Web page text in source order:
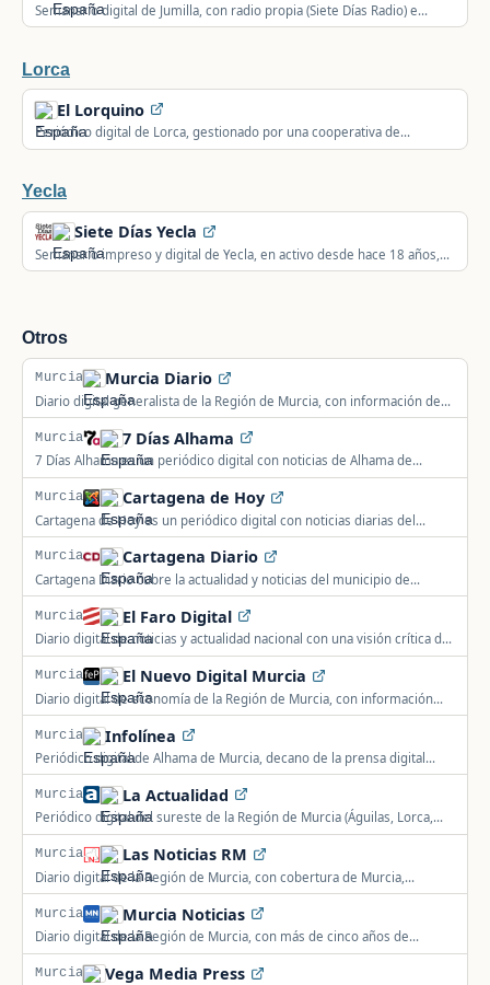
Semanario digital de Jumilla, con radio propia (Siete Días Radio) e
información local y deportiva.
Lorca
El Lorquino
Periódico digital de Lorca, gestionado por una cooperativa de
comunicación, con cobertura regional, nacional e internacional.
Yecla
Siete Días Yecla
Semanario impreso y digital de Yecla, en activo desde hace 18 años,
con más de 900 ediciones publicadas.
Otros
Murcia Diario
Murcia
Diario digital generalista de la Región de Murcia, con información de
actualidad, política y sociedad.
7 Días Alhama
Murcia
7 Días Alhama es un periódico digital con noticias de Alhama de
Murcia, Librilla y sus zonas de influencia, en Murcia, España.
Cartagena de Hoy
Murcia
Cartagena de Hoy es un periódico digital con noticias diarias del
municipio de Cartagena, en Murcia.
Cartagena Diario
Murcia
Cartagena Diario cubre la actualidad y noticias del municipio de
Cartagena, en Murcia.
El Faro Digital
Murcia
Diario digital de noticias y actualidad nacional con una visión crítica de
los temas y personajes más candentes.
El Nuevo Digital Murcia
Murcia
Diario digital de economía de la Región de Murcia, con información
sectorial de agricultura, transporte, turismo y construcción.
Infolínea
Murcia
Periódico digital de Alhama de Murcia, decano de la prensa digital
independiente de la comarca, en activo desde 1995.
La Actualidad
Murcia
Periódico digital del sureste de la Región de Murcia (Águilas, Lorca,
Puerto Lumbreras) y Almería, en activo desde 2006.
Las Noticias RM
Murcia
Diario digital de la Región de Murcia, con cobertura de Murcia,
Cartagena, Lorca y el Mar Menor.
Murcia Noticias
Murcia
Diario digital de la Región de Murcia, con más de cinco años de
información local y regional en clasificados y reportajes.
Vega Media Press
Murcia